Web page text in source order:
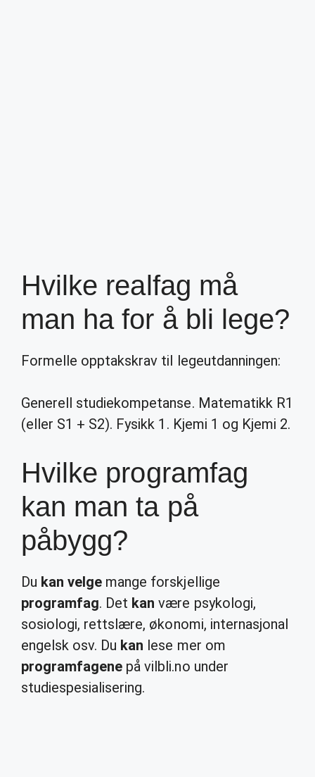
Hvilke realfag må
man ha for å bli lege?
Formelle opptakskrav til legeutdanningen:
Generell studiekompetanse. Matematikk R1
(eller S1 + S2). Fysikk 1. Kjemi 1 og Kjemi 2.
Hvilke programfag
kan man ta på
påbygg?
Du kan velge mange forskjellige
programfag. Det kan være psykologi,
sosiologi, rettslære, økonomi, internasjonal
engelsk osv. Du kan lese mer om
programfagene på vilbli.no under
studiespesialisering.